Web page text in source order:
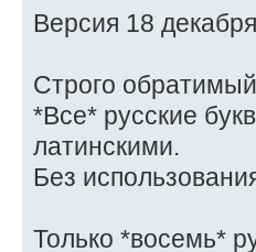
Версия 18
Строго
*Все* русские
латинскими.
Без
Только *восемь*